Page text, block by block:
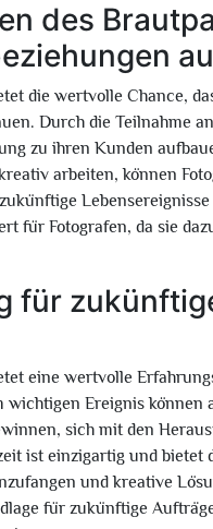
des
die wertvolle Chance,
Durch die Teilnahme
zu ihren Kunden
arbeiten, können
für Fotografen, da sie
für
eine wertvolle
Ereignis
sich mit den
ist einzigartig und bietet
und kreative
für zukünftige